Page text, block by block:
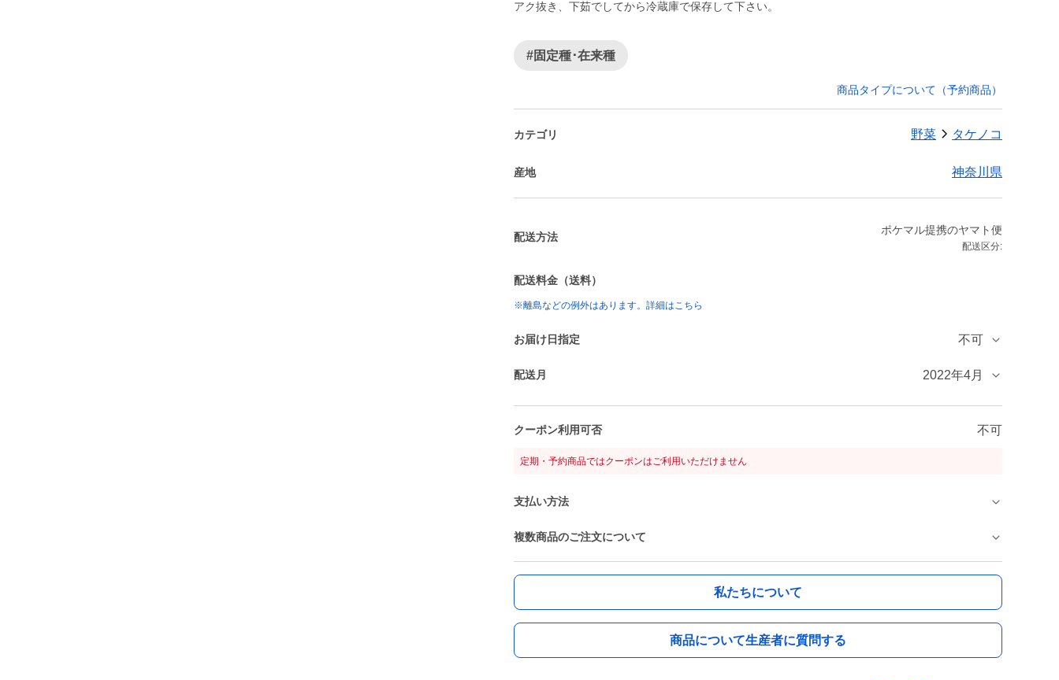
#固定種･在来種
商品タイプについて（予約商品）
カテゴリ 野菜 タケノコ
産地 神奈川県
配送方法
ポケマル提携のヤマト便
配送区分:
配送料金（送料）
※離島などの例外はあります。詳細はこちら
お届け日指定 不可
配送月 2022年4月
クーポン利用可否 不可
定期・予約商品ではクーポンはご利用いただけません
支払い方法
複数商品のご注文について
私たちについて
商品について生産者に質問する